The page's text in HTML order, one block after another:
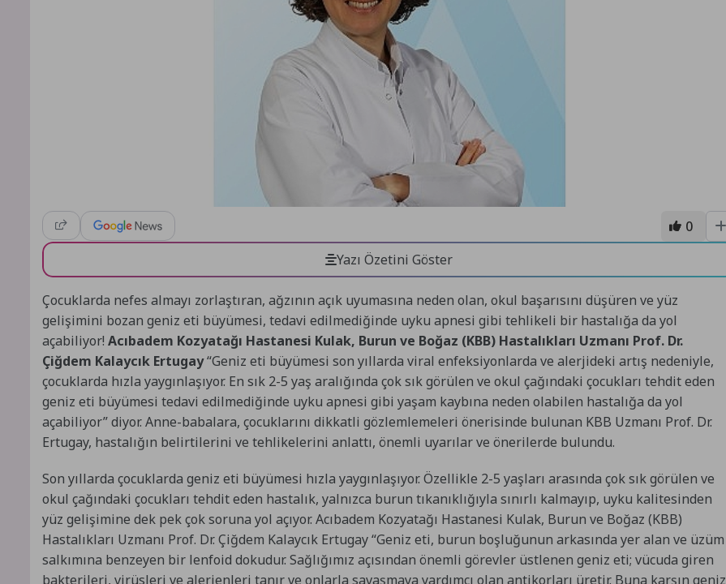
0
Yazı Özetini Göster
Çocuklarda nefes almayı zorlaştıran, ağzının açık uyumasına neden olan, okul başarısını düşüren ve yüz
gelişimini bozan geniz eti büyümesi, tedavi edilmediğinde uyku apnesi gibi tehlikeli bir hastalığa da yol
açabiliyor! Acıbadem Kozyatağı Hastanesi Kulak, Burun ve Boğaz (KBB) Hastalıkları Uzmanı Prof. Dr.
Çiğdem Kalaycık Ertugay“Geniz eti büyümesi son yıllarda viral enfeksiyonlarda ve alerjideki artış nedeniyle,
çocuklarda hızla yaygınlaşıyor. En sık 2-5 yaş aralığında çok sık görülen ve okul çağındaki çocukları tehdit eden
geniz eti büyümesi tedavi edilmediğinde uyku apnesi gibi yaşam kaybına neden olabilen hastalığa da yol
açabiliyor” diyor. Anne-babalara, çocuklarını dikkatli gözlemlemeleri önerisinde bulunan KBB Uzmanı Prof. Dr.
Ertugay, hastalığın belirtilerini ve tehlikelerini anlattı, önemli uyarılar ve önerilerde bulundu.
Son yıllarda çocuklarda geniz eti büyümesi hızla yaygınlaşıyor. Özellikle 2-5 yaşları arasında çok sık görülen ve
okul çağındaki çocukları tehdit eden hastalık, yalnızca burun tıkanıklığıyla sınırlı kalmayıp, uyku kalitesinden
yüz gelişimine dek pek çok soruna yol açıyor. Acıbadem Kozyatağı Hastanesi Kulak, Burun ve Boğaz (KBB)
Hastalıkları Uzmanı Prof. Dr. Çiğdem Kalaycık Ertugay “Geniz eti, burun boşluğunun arkasında yer alan ve üzüm
salkımına benzeyen bir lenfoid dokudur. Sağlığımız açısından önemli görevler üstlenen geniz eti; vücuda giren
bakterileri, virüsleri ve alerjenleri tanır ve onlarla savaşmaya yardımcı olan antikorları üretir. Buna karşın geniz